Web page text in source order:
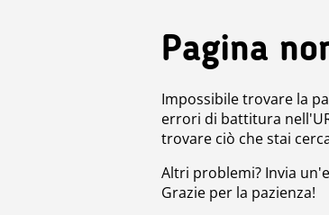
Pagina
Impossibile trovare la
errori di battitura
trovare ciò che stai
Altri problemi? Invia
Grazie per la pazienza!